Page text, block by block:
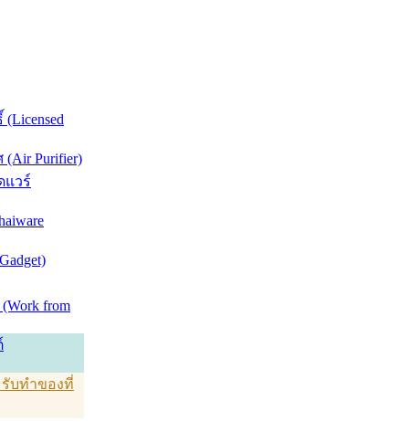
Purifier)
แวร์
from
บทำของที่